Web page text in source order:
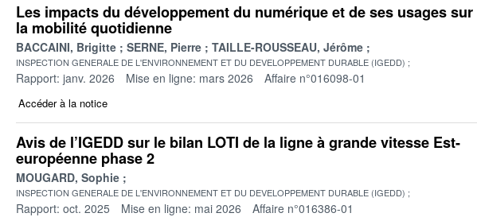
Les impacts du développement du numérique et de ses usages sur
la mobilité quotidienne
BACCAINI, Brigitte SERNE, Pierre TAILLE-ROUSSEAU, Jérôme
INSPECTION GENERALE DE L'ENVIRONNEMENT ET DU DEVELOPPEMENT DURABLE (IGEDD)
Rapport: janv. 2026 Mise en ligne: mars 2026 Affaire n°016098-01
Accéder à la notice
Avis de l’IGEDD sur le bilan LOTI de la ligne à grande vitesse Est-
européenne phase 2
MOUGARD, Sophie
INSPECTION GENERALE DE L'ENVIRONNEMENT ET DU DEVELOPPEMENT DURABLE (IGEDD)
Rapport: oct. 2025 Mise en ligne: mai 2026 Affaire n°016386-01